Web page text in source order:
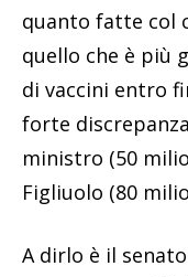
quanto fatte col
quello che è più
di vaccini entro
forte
ministro (50
Figliuolo (80
A dirlo è il